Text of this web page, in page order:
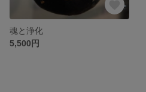
魂と浄化
5,500円